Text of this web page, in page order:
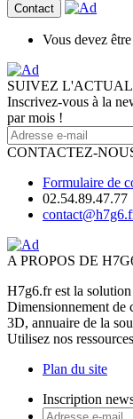
Contact
Vous devez
SUIVEZ
Inscrivez-vous à la
par mois !
CONTACTEZ-
Formulaire de
02.54.89.47.77
A PROPOS DE
H7g6.fr est la
Dimensionnement de
3D, annuaire de la
Utilisez nos
Plan du site
Inscription